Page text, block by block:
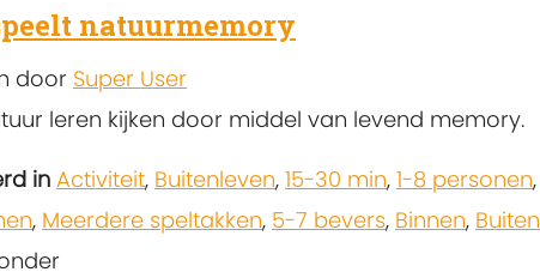
natuurmemory
door Super User
leren kijken door middel van levend memory.
inActiviteit, Buitenleven, 15-30 min, 1-8 personen,
, Meerdere speltakken, 5-7 bevers, Binnen, Buiten